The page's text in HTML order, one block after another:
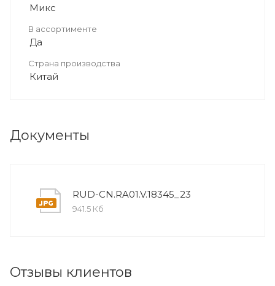
Микс
В ассортименте
Да
Страна производства
Китай
Документы
RUD-CN.RA01.V.18345_23
941.5 Кб
Отзывы клиентов